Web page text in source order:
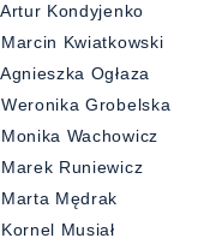
Kondyjenko
Kwiatkowski
Ogłaza
Grobelska
Wachowicz
Runiewicz
Mędrak
Musiał